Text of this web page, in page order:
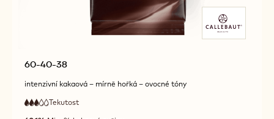
60-40-38
intenzivní kakaová – mírně hořká – ovocné tóny
3 Tekutost